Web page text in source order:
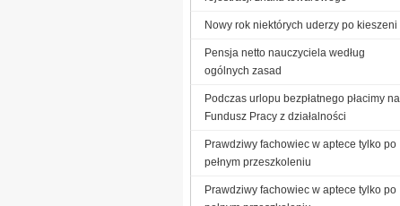
Nowy rok niektórych uderzy po kieszeni
Pensja netto nauczyciela według
ogólnych zasad
Podczas urlopu bezpłatnego płacimy na
Fundusz Pracy z działalności
Prawdziwy fachowiec w aptece tylko po
pełnym przeszkoleniu
Prawdziwy fachowiec w aptece tylko po